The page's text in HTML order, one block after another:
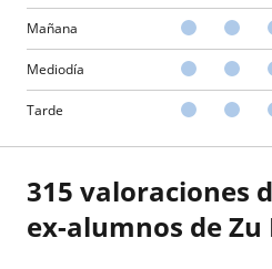
Mañana
Mediodía
Tarde
315 valoraciones
ex-alumnos de Zu